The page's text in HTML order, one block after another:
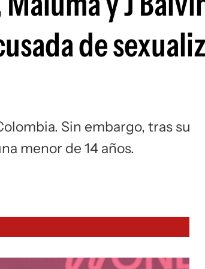
de
Sin embargo, tras su
menor de 14 años.